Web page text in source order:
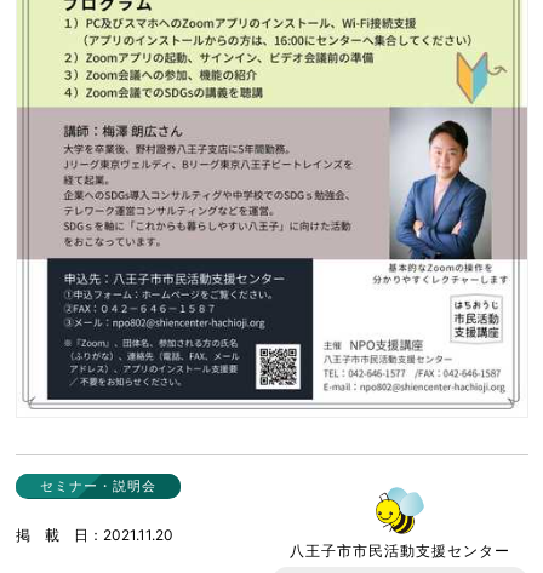
セミナー・説明会
掲載日
2021.11.20
八王子市市民活動支援センター